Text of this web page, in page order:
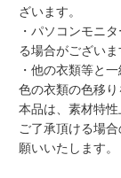
ざいます。
・パソコンモニ
る場合がございま
・他の衣類等と
色の衣類の色移り
本品は、素材特性
ご了承頂ける場
願いいたします。